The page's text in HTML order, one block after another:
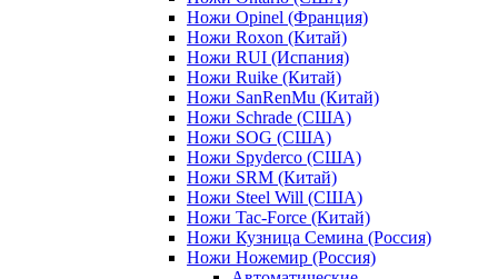
Ножи Opinel (Франция)
Ножи Roxon (Китай)
Ножи RUI (Испания)
Ножи Ruike (Китай)
Ножи SanRenMu (Китай)
Ножи Schrade (США)
Ножи SOG (США)
Ножи Spyderco (США)
Ножи SRM (Китай)
Ножи Steel Will (США)
Ножи Tac-Force (Китай)
Ножи Кузница Семина (Россия)
Ножи Ножемир (Россия)